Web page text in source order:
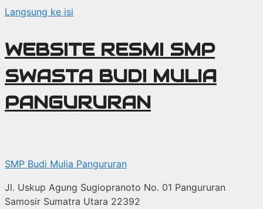
Langsung ke isi
WEBSITE RESMI SMP
SWASTA BUDI MULIA
PANGURURAN
SMP Budi Mulia Pangururan
Jl. Uskup Agung Sugiopranoto No. 01 Pangururan
Samosir Sumatra Utara 22392